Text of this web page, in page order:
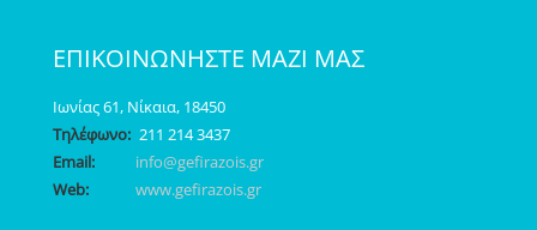
ΕΠΙΚΟΙΝΩΝΗΣΤΕ ΜΑΖΙ ΜΑΣ
Ιωνίας 61, Νίκαια, 18450
Τηλέφωνο:211 214 3437
Email:
info@gefirazois.gr
Web:
www.gefirazois.gr